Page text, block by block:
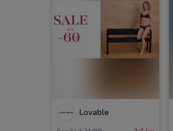
Lovable